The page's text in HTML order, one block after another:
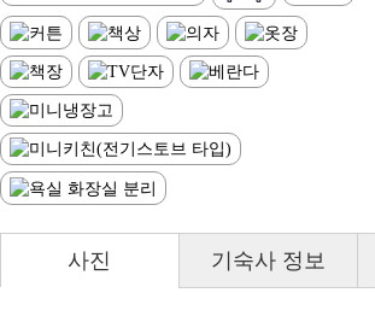
사진 기숙사 정보